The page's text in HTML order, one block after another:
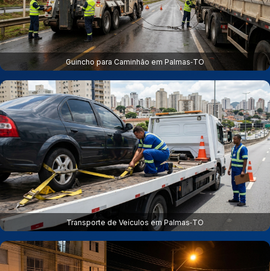
Guincho para Caminhão em Palmas‑TO
Transporte de Veículos em Palmas‑TO